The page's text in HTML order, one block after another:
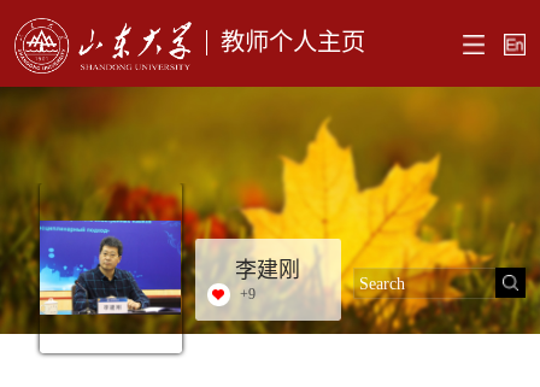
教师个人主页
李建刚
+9